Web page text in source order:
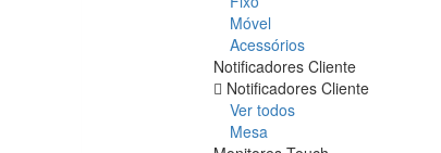
Móvel
Acessórios
Notificadores Cliente
Notificadores Cliente
Ver todos
Mesa